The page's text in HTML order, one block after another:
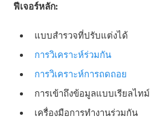
ฟีเจอร์หลัก:
แบบสํารวจที่ปรับแต่งได้
การวิเคราะห์ร่วมกัน
การวิเคราะห์การถดถอย
การเข้าถึงข้อมูลแบบเรียลไทม์
เครื่องมือการทํางานร่วมกัน